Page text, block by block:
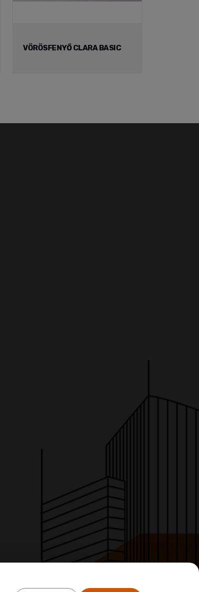
VÖRÖSFENYŐ CLARA BASIC